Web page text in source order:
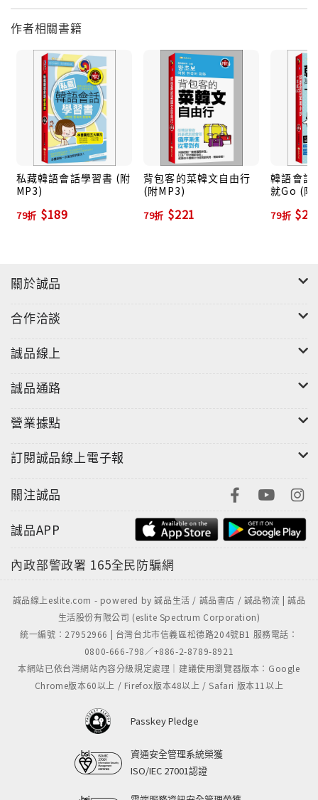
☞點此進入迷誠品閱讀文章
作者相關書籍
私藏韓語會話學習書 (附
MP3)
79折 $189
背包客的菜韓文自由行
(附MP3)
79折 $221
韓語會話
就Go (附
79折
關於誠品
合作洽談
誠品線上
誠品通路
營業據點
訂閱誠品線上電子報
關注誠品
誠品APP
內政部警政署 165全民防騙網
誠品線上eslite.com - powered by 誠品生活 / 誠品書店 / 誠品物流 | 誠品
生活股份有限公司 (eslite Spectrum Corporation)
統一編號：27952966 | 台灣台北市信義區松德路204號B1 服務電話：
0800-666-798／+886-2-8789-8921
本網站已依台灣網站內容分級規定處理｜建議使用瀏覽器版本：Google
Chrome版本60以上 / Firefox版本48以上 / Safari 版本11以上
Passkey Pledge
資通安全管理系統榮獲
ISO/IEC 27001認證